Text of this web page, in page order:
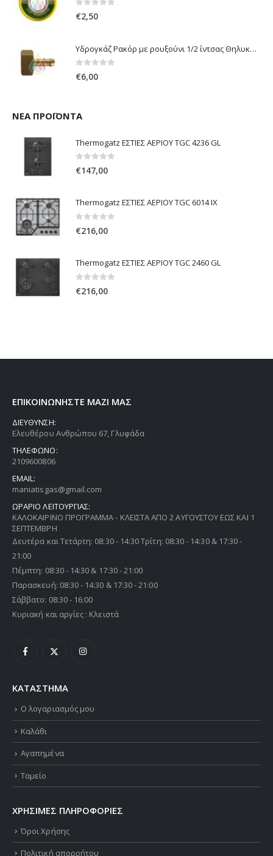
0out of 5
€2,50
Υδρογκάζ Ρακόρ με ρουξούνι 1/2 ίντσας Θηλυκό Δεξιόστροφο για σύνδεση συσκευών με λάστιχο υγραερίου 8mm
0out of 5
€6,00
ΝΈΑ ΠΡΟΪΌΝΤΑ
Thermogatz ΕΣΤΙΕΣ ΑΕΡΙΟΥ TGC 4236 GL
0out of 5
€147,00
Thermogatz ΕΣΤΙΕΣ ΑΕΡΙΟΥ TGC 6014 IX
0out of 5
€216,00
Thermogatz ΕΣΤΙΕΣ ΑΕΡΙΟΥ TGC 2460 GL
€216,00
ΕΠΙΚΟΙΝΩΝΗΣΤΕ ΜΑΖΙ ΜΑΣ
ΔΙΕΥΘΥΝΣΗ:
Ελευθέρου Ανθρώπου 67, Γλυφάδα
ΤΗΛΕΦΩΝΟ:
2109600806
EMAIL:
maniatisgas@gmail.com
ΩΡΑΡΙΟ ΛΕΙΤΟΥΡΓΙΑΣ:
ΚΑΛΟΚΑΙΡΙΝΟ ΠΡΟΓΡΑΜΜΑ - ΚΛΕΙΣΤΑ ΑΠΟ 2 ΑΥΓΟΥΣΤΟΥ ΕΩΣ ΚΑΙ 1
ΣΕΠΤΕΜΒΡΗ
Δευτέρα και Τετάρτη: 08:30 - 14:30 Τρίτη: 08:30 - 14:30 & 17:30 -
21:00
Πέμπτη: 08:30 - 14:30 & 17:30 - 21:00
Παρασκευή: 08:30 - 14:30 & 17:30 - 21:00
Σάββατο: 08:30 - 16:00
Κυριακή και αργίες : Κλειστά
ΚΑΤΑΣΤΗΜΑ
Ο λογαριασμός μου
Καλάθι
Αγαπημένα
Ταμείο
ΧΡΗΣΙΜΕΣ ΠΛΗΡΟΦΟΡΙΕΣ
Όροι Χρήσης
Πολιτική απορρήτου